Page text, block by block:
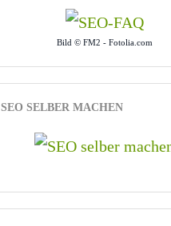
Bild © FM2 - Fotolia.com
SEO SELBER MACHEN